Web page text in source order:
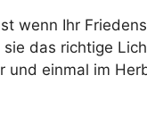
wenn Ihr
das richtige
und einmal im